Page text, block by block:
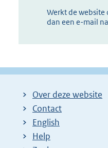
Werkt de website
dan een e-mail
Over deze website
Contact
English
Help